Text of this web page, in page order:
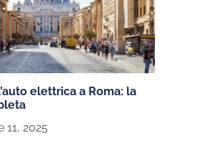
elettrica a Roma: la
11, 2025